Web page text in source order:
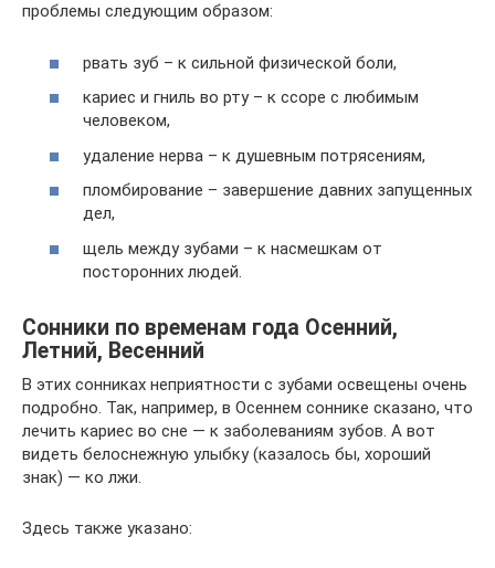
проблемы следующим образом:
рвать зуб – к сильной физической боли,
кариес и гниль во рту – к ссоре с любимым
человеком,
удаление нерва – к душевным потрясениям,
пломбирование – завершение давних запущенных
дел,
щель между зубами – к насмешкам от
посторонних людей.
Сонники по временам года Осенний,
Летний, Весенний
В этих сонниках неприятности с зубами освещены очень
подробно. Так, например, в Осеннем соннике сказано, что
лечить кариес во сне — к заболеваниям зубов. А вот
видеть белоснежную улыбку (казалось бы, хороший
знак) — ко лжи.
Здесь также указано: